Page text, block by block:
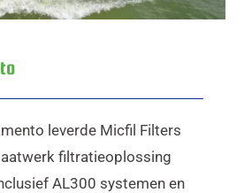
leverde Micfil Filters
filtratieoplossing
AL300 systemen en